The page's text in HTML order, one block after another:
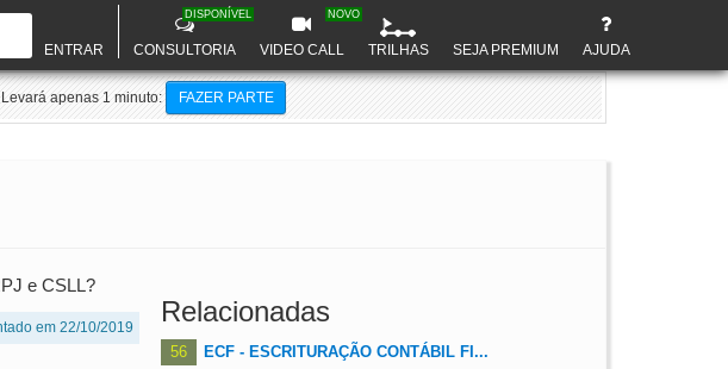
ENTRAR CONSULTORIA
DISPONÍVEL
VIDEO CALL
NOVO
TRILHAS SEJA PREMIUM AJUDA
apenas 1 minuto: FAZER PARTE
e CSLL?
em 22/10/2019 Relacionadas
56 ECF - ESCRITURAÇÃO CONTÁBIL FI...